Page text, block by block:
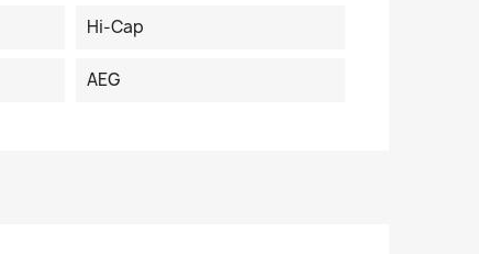
Hi-Cap
AEG